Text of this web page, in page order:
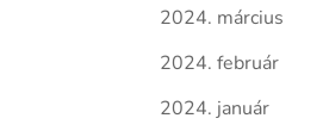
2024. március
2024. február
2024. január